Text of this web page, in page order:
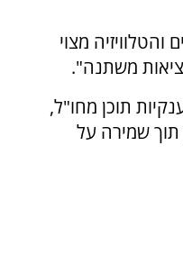
מצוי
משתנה".
תוכן מחו"ל,
שמירה על